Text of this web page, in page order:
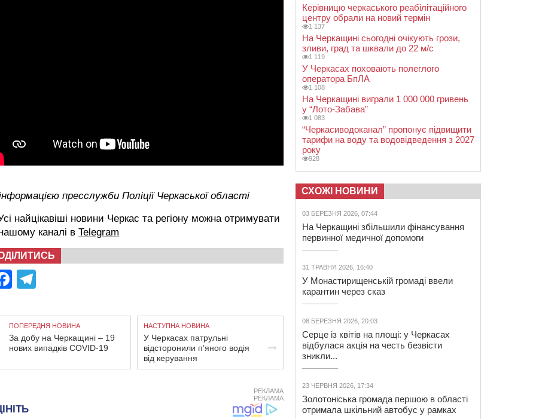
пресслужби Поліції Черкаської області
найцікавіші новини Черкас та регіону можна отримувати
каналі в Telegram
Facebook
ПОПЕРЕДНЯ НОВИНА
За добу на Черкащині – 19
нових випадків COVID-19
НАСТУПНА НОВИНА
У Черкасах патрульні
відсторонили п’яного водія
від керування
РЕКЛАМА
РЕКЛАМА
Керівницю черкаського реабілітаційного
центру обрали на новий термін
1 137
На Черкащині сьогодні очікують грози,
зливи, град та шквали до 22 м/с
1 119
У Черкасах поховають полеглого
оператора БпЛА
1 108
На Черкащині виграли 1 000 000 гривень
у “Лото-Забава”
1 083
“Черкасиводоканал” пропонує підвищити
тарифи на воду та водовідведення з 2027
року
928
СХОЖІ НОВИНИ
03 БЕРЕЗНЯ 2026, 07:44
На Черкащині збільшили фінансування
первинної медичної допомоги
31 ТРАВНЯ 2026, 16:40
У Монастирищенській громаді ввели
карантин через сказ
08 БЕРЕЗНЯ 2026, 20:03
Серце із квітів на площі: у Черкасах
відбулася акція на честь безвісти
зникли...
23 ЧЕРВНЯ 2026, 17:34
Золотоніська громада першою в області
отримала шкільний автобус у рамках